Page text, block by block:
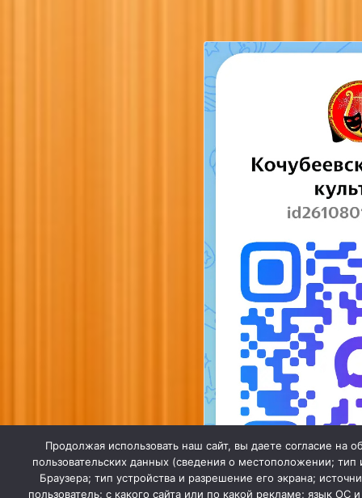
Продолжая использовать наш сайт, вы даете согласие на
пользовательских данных (сведения о местоположении;
Браузера; тип устройства и разрешение его экрана;
пользователь; с какого сайта или по какой рекламе; язык ОС